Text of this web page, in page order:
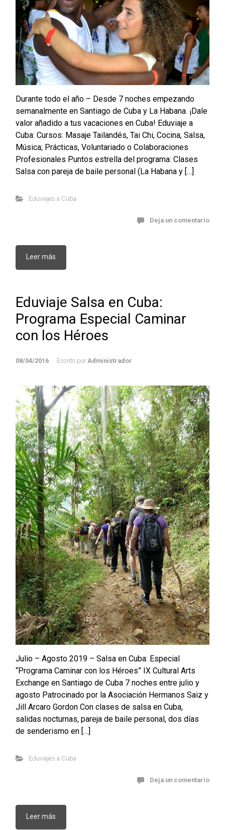
Durante todo el año – Desde 7 noches empezando
semanalmente en Santiago de Cuba y La Habana. ¡Dale
valor añadido a tus vacaciones en Cuba! Eduviaje a
Cuba: Cursos: Masaje Tailandés, Tai Chi, Cocina, Salsa,
Música; Prácticas, Voluntariado o Colaboraciones
Profesionales Puntos estrella del programa: Clases
Salsa con pareja de baile personal (La Habana y […]
Eduviajes a Cuba
Deja un comentario
Leer más
Eduviaje Salsa en Cuba:
Programa Especial Caminar
con los Héroes
08/04/2016 Escrito por Administrador
Julio – Agosto 2019 – Salsa en Cuba: Especial
“Programa Caminar con los Héroes” IX Cultural Arts
Exchange en Santiago de Cuba 7 noches entre julio y
agosto Patrocinado por la Asociación Hermanos Saiz y
Jill Arcaro Gordon Con clases de salsa en Cuba,
salidas nocturnas, pareja de baile personal, dos días
de senderismo en […]
Eduviajes a Cuba
Deja un comentario
Leer más